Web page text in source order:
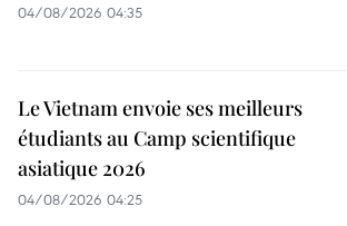
04/08/2026 04:35
Le Vietnam envoie ses meilleurs
étudiants au Camp scientifique
asiatique 2026
04/08/2026 04:25